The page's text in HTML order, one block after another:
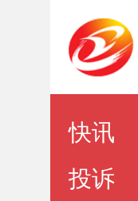
快讯
投诉